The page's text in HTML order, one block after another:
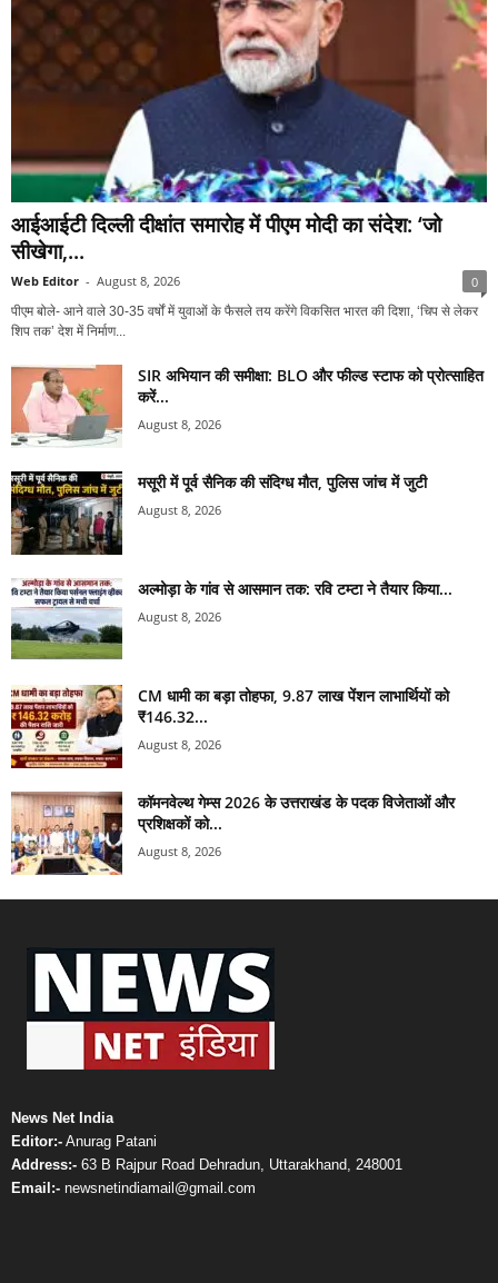
आईआईटी दिल्ली दीक्षांत समारोह में पीएम मोदी का संदेश: ‘जो
सीखेगा,...
Web Editor - August 8, 2026 0
पीएम बोले- आने वाले 30-35 वर्षों में युवाओं के फैसले तय करेंगे विकसित भारत की दिशा, ‘चिप से लेकर
शिप तक’ देश में निर्माण...
SIR अभियान की समीक्षा: BLO और फील्ड स्टाफ को प्रोत्साहित
करें...
August 8, 2026
मसूरी में पूर्व सैनिक की संदिग्ध मौत, पुलिस जांच में जुटी
August 8, 2026
अल्मोड़ा के गांव से आसमान तक: रवि टम्टा ने तैयार किया...
August 8, 2026
CM धामी का बड़ा तोहफा, 9.87 लाख पेंशन लाभार्थियों को
₹146.32...
August 8, 2026
कॉमनवेल्थ गेम्स 2026 के उत्तराखंड के पदक विजेताओं और
प्रशिक्षकों को...
August 8, 2026
News Net India
Editor:- Anurag Patani
Address:- 63 B Rajpur Road Dehradun, Uttarakhand, 248001
Email:- newsnetindiamail@gmail.com